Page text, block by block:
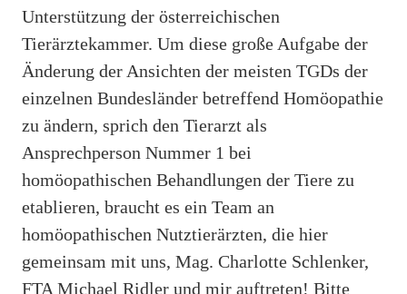
Unterstützung der österreichischen
Tierärztekammer. Um diese große Aufgabe der
Änderung der Ansichten der meisten TGDs der
einzelnen Bundesländer betreffend Homöopathie
zu ändern, sprich den Tierarzt als
Ansprechperson Nummer 1 bei
homöopathischen Behandlungen der Tiere zu
etablieren, braucht es ein Team an
homöopathischen Nutztierärzten, die hier
gemeinsam mit uns, Mag. Charlotte Schlenker,
FTA Michael Ridler und mir auftreten! Bitte